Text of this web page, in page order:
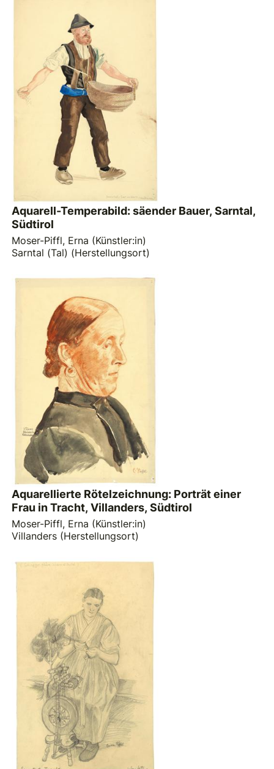
Aquarell-Temperabild: säender Bauer, Sarntal,
Südtirol
Moser-Piffl, Erna (Künstler:in)
Sarntal (Tal) (Herstellungsort)
Aquarellierte Rötelzeichnung: Porträt einer
Frau in Tracht, Villanders, Südtirol
Moser-Piffl, Erna (Künstler:in)
Villanders (Herstellungsort)